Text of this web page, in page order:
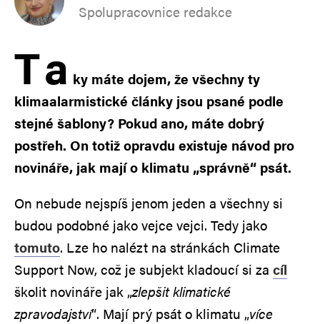
Spolupracovnice redakce
Ta ky máte dojem, že všechny ty
klimaalarmistické články jsou psané podle
stejné šablony? Pokud ano, máte dobrý
postřeh. On totiž opravdu existuje návod pro
novináře, jak mají o klimatu „správně“ psát.
On nebude nejspíš jenom jeden a všechny si
budou podobné jako vejce vejci. Tedy jako
tomuto. Lze ho nalézt na stránkách Climate
Support Now, což je subjekt kladoucí si za cíl
školit novináře jak „zlepšit klimatické
zpravodajství“. Mají prý psát o klimatu „více